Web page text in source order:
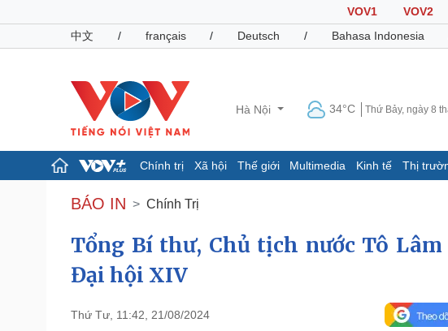
VOV1 VOV2
中文
/ français / Deutsch / Bahasa Indonesia
Hà Nội 34°C Thứ Bảy, ngày 8
Chính trị Xã hội Thế giới Multimedia Kinh tế Thị
Chính trị
Tổ chức nhân sự
Quốc hội
Nhận diện sự thật
Dự báo thời tiết
Giáo dục
Cuộc
Hồ sơ
BÁO IN Chính Trị
Tổng Bí thư, Chủ tịch nước Tô
Đại hội XIV
Thứ Tư, 11:42, 21/08/2024